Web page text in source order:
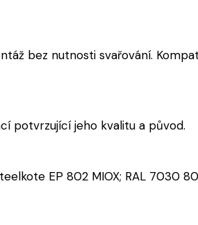
bez nutnosti svařování.
potvrzující jeho kvalitu a původ.
EP 802 MIOX; RAL 7030 80